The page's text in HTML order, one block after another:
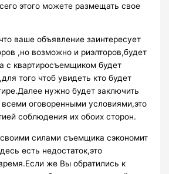
этого можете размещать свое
ваше объявление заинтересует
,но возможно и риэлторов,будет
с квартиросъемщиком будет
того чтоб увидеть кто будет
нужно будет заключить
оговоренными условиями,это
соблюдения их обоих сторон.
силами съемщика сэкономит
есть недостаток,это
же Вы обратились к